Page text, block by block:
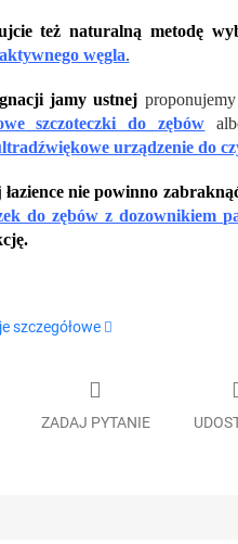
też naturalną metodę
aktywnego węgla.
jamy ustnej
szczoteczki do zębów
urządzenie do
łazience nie powinno
do zębów z dozownikiem
szczegółowe
ZADAJ PYTANIE